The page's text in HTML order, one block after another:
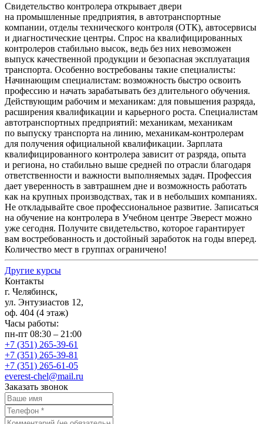
Свидетельство контролера открывает двери
на промышленные предприятия, в автотранспортные
компании, отделы технического контроля (ОТК), автосервисы
и диагностические центры. Спрос на квалифицированных
контролеров стабильно высок, ведь без них невозможен
выпуск качественной продукции и безопасная эксплуатация
транспорта. Особенно востребованы такие специалисты:
Начинающим специалистам: возможность быстро освоить
профессию и начать зарабатывать без длительного обучения.
Действующим рабочим и механикам: для повышения разряда,
расширения квалификации и карьерного роста. Специалистам
автотранспортных предприятий: механикам, механикам
по выпуску транспорта на линию, механикам-контролерам
для получения официальной квалификации. Зарплата
квалифицированного контролера зависит от разряда, опыта
и региона, но стабильно выше средней по отрасли благодаря
ответственности и важности выполняемых задач. Профессия
дает уверенность в завтрашнем дне и возможность работать
как на крупных производствах, так и в небольших компаниях.
Не откладывайте свое профессиональное развитие. Записаться
на обучение на контролера в Учебном центре Эверест можно
уже сегодня. Получите свидетельство, которое гарантирует
вам востребованность и достойный заработок на годы вперед.
Количество мест в группах ограничено!
Другие курсы
Контакты
г. Челябинск,
ул. Энтузиастов 12,
оф. 404 (4 этаж)
Часы работы:
пн-пт 08:30 – 21:00
+7 (351) 265-39-61
+7 (351) 265-39-81
+7 (351) 265-61-05
everest-chel@mail.ru
Заказать звонок